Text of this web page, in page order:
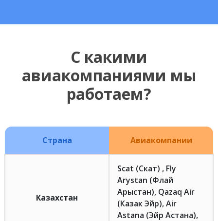
С какими
авиакомпаниями мы
работаем?
Страна Авиакомпании
Казахстан
Scat (Скат) , Fly
Arystan (Флай
Арыстан), Qazaq Air
(Казак Эйр), Air
Astana (Эйр Астана),